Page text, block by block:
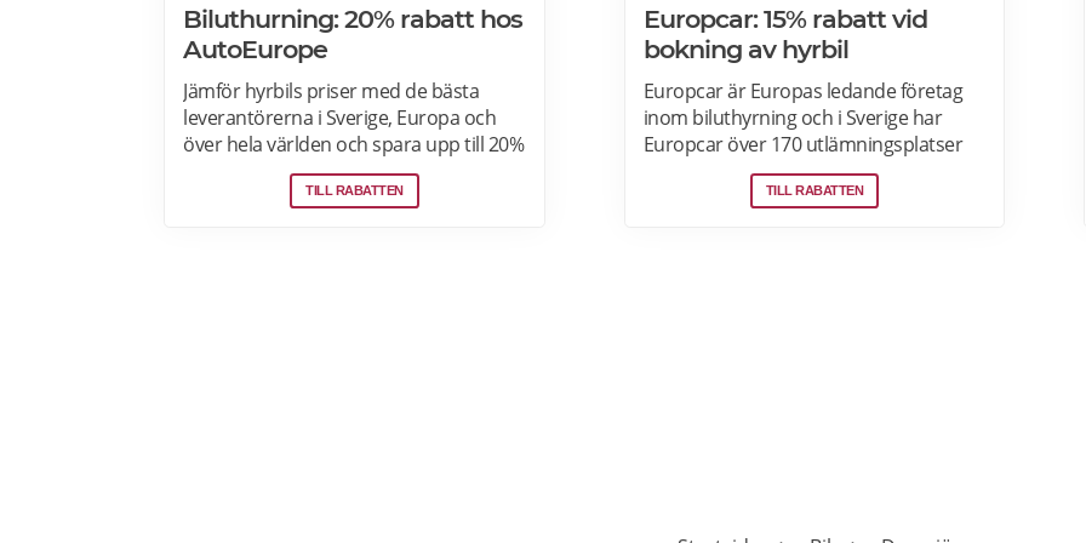
Biluthurning: 20% rabatt hos
AutoEurope
Jämför hyrbils priser med de bästa
leverantörerna i Sverige, Europa och
över hela världen och spara upp till 20%
som medlem! Upptäck speciella priser
på Auto Europe hemsida!
TILL RABATTEN
Europcar: 15% rabatt vid
bokning av hyrbil
Europcar är Europas ledande företag
inom biluthyrning och i Sverige har
Europcar över 170 utlämningsplatser
och mer än 6000 bilar. Ta del av våra
aktuella erbjudanden och läs mer om
TILL RABATTEN
PRENUMERERA